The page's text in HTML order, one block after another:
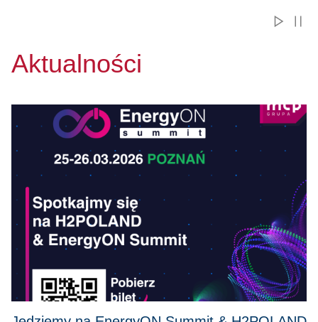
Aktualności
Przejdź do Jedziemy na EnergyON Summit & H2POLAND